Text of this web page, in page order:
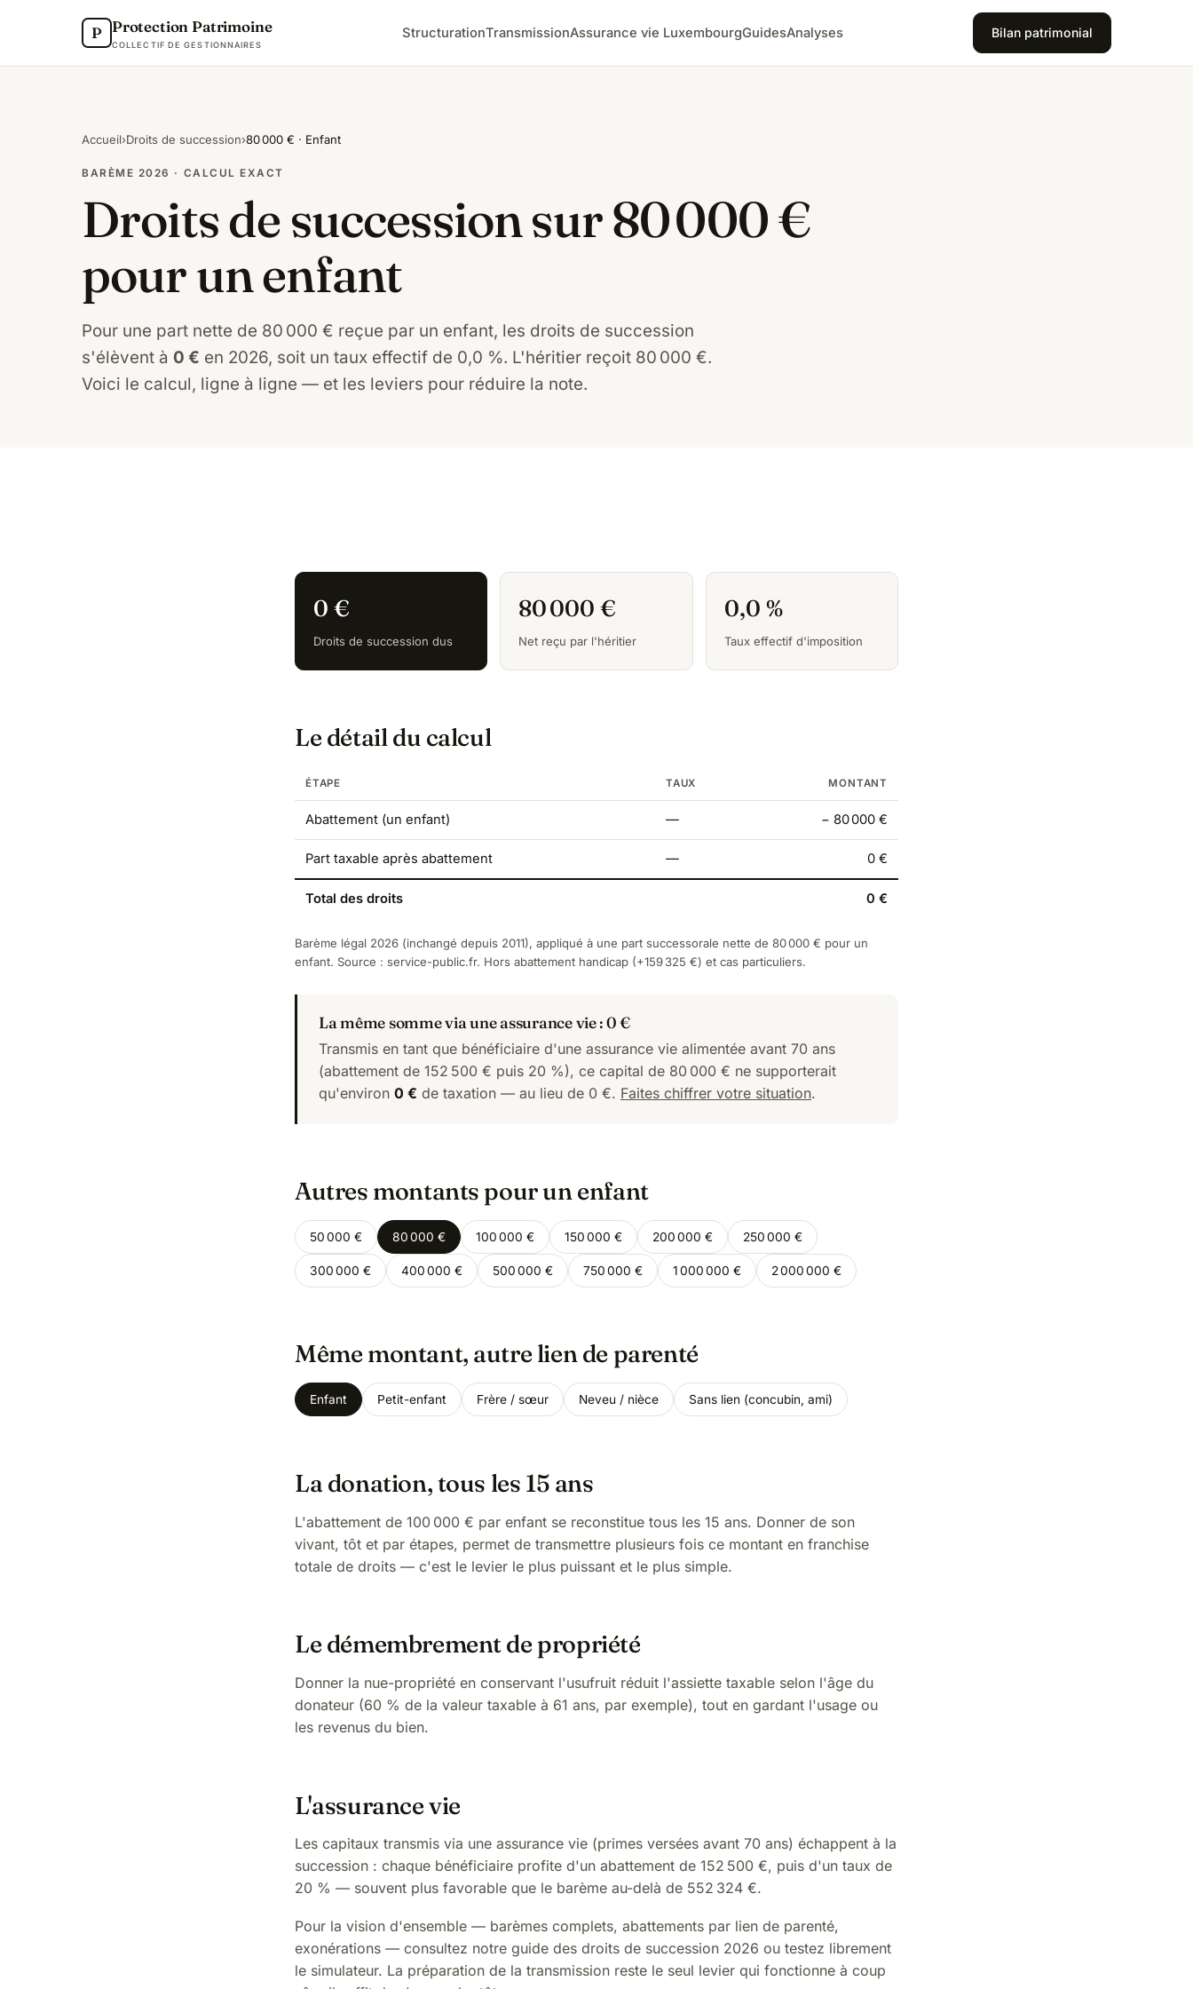
P Protection Patrimoine
COLLECTIF DE GESTIONNAIRES
StructurationTransmissionAssurance vie LuxembourgGuidesAnalyses Bilan patrimonial
Accueil›Droits de succession›80 000 € · Enfant
BARÈME 2026 · CALCUL EXACT
Droits de succession sur 80 000 €
pour un enfant
Pour une part nette de 80 000 € reçue par un enfant, les droits de succession
s'élèvent à 0 € en 2026, soit un taux effectif de 0,0 %. L'héritier reçoit 80 000 €.
Voici le calcul, ligne à ligne — et les leviers pour réduire la note.
0 €
Droits de succession dus
80 000 €
Net reçu par l'héritier
0,0 %
Taux effectif d'imposition
Le détail du calcul
ÉTAPE TAUX MONTANT
Abattement (un enfant) — − 80 000 €
Part taxable après abattement — 0 €
Total des droits 0 €
Barème légal 2026 (inchangé depuis 2011), appliqué à une part successorale nette de 80 000 € pour un
enfant. Source : service-public.fr. Hors abattement handicap (+159 325 €) et cas particuliers.
La même somme via une assurance vie : 0 €
Transmis en tant que bénéficiaire d'une assurance vie alimentée avant 70 ans
(abattement de 152 500 € puis 20 %), ce capital de 80 000 € ne supporterait
qu'environ 0 € de taxation — au lieu de 0 €. Faites chiffrer votre situation.
Autres montants pour un enfant
50 000 € 80 000 € 100 000 € 150 000 € 200 000 € 250 000 €
300 000 € 400 000 € 500 000 € 750 000 € 1 000 000 € 2 000 000 €
Même montant, autre lien de parenté
Enfant Petit-enfant Frère / sœur Neveu / nièce Sans lien (concubin, ami)
La donation, tous les 15 ans
L'abattement de 100 000 € par enfant se reconstitue tous les 15 ans. Donner de son
vivant, tôt et par étapes, permet de transmettre plusieurs fois ce montant en franchise
totale de droits — c'est le levier le plus puissant et le plus simple.
Le démembrement de propriété
Donner la nue-propriété en conservant l'usufruit réduit l'assiette taxable selon l'âge du
donateur (60 % de la valeur taxable à 61 ans, par exemple), tout en gardant l'usage ou
les revenus du bien.
L'assurance vie
Les capitaux transmis via une assurance vie (primes versées avant 70 ans) échappent à la
succession : chaque bénéficiaire profite d'un abattement de 152 500 €, puis d'un taux de
20 % — souvent plus favorable que le barème au-delà de 552 324 €.
Pour la vision d'ensemble — barèmes complets, abattements par lien de parenté,
exonérations — consultez notre guide des droits de succession 2026 ou testez librement
le simulateur. La préparation de la transmission reste le seul levier qui fonctionne à coup